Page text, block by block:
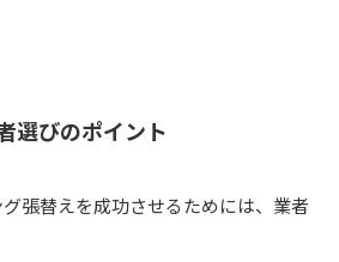
選びのポイント
張替えを成功させるためには、業者